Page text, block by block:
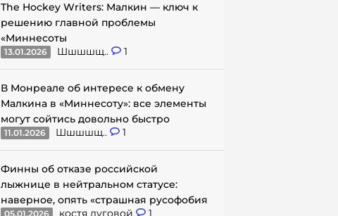
The Hockey Writers: Малкин — ключ к
решению главной проблемы
«Миннесоты
13.01.2026 Шшшшщ.. 1
В Монреале об интересе к обмену
Малкина в «Миннесоту»: все элементы
могут сойтись довольно быстро
11.01.2026 Шшшшщ.. 1
Финны об отказе российской
лыжнице в нейтральном статусе:
наверное, опять «страшная русофобия
05.01.2026 костя луговой 1